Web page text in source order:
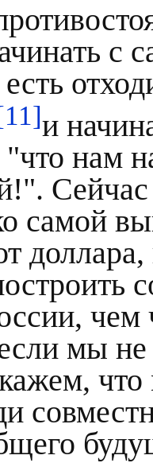
с
и
нам
самой
мы не